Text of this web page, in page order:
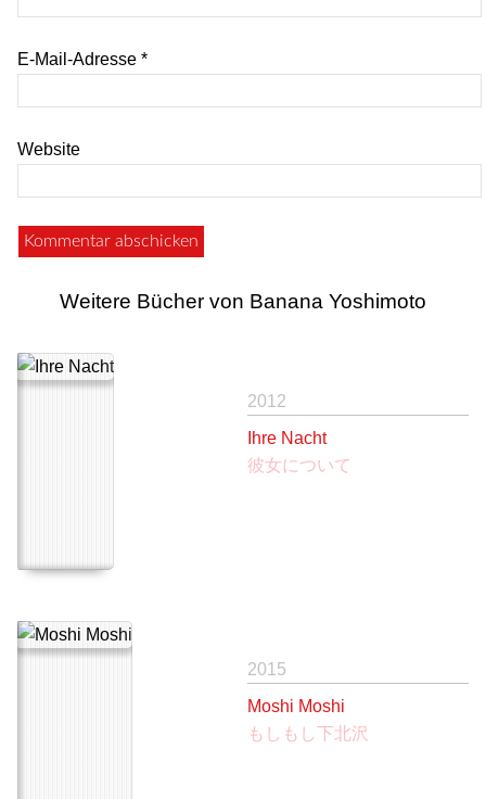
E-Mail-Adresse *
Website
Weitere Bücher von Banana Yoshimoto
2012
Ihre Nacht
彼女について
2015
Moshi Moshi
もしもし下北沢